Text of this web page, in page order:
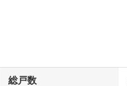
総戸数